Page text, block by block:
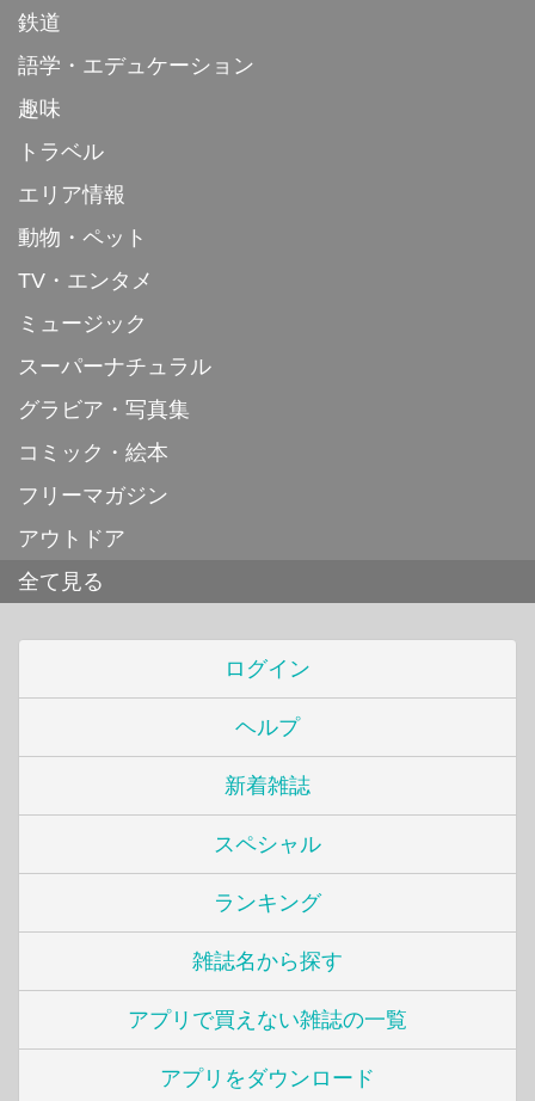
鉄道
語学・エデュケーション
趣味
トラベル
エリア情報
動物・ペット
TV・エンタメ
ミュージック
スーパーナチュラル
グラビア・写真集
コミック・絵本
フリーマガジン
アウトドア
全て見る
ログイン
ヘルプ
新着雑誌
スペシャル
ランキング
雑誌名から探す
アプリで買えない雑誌の一覧
アプリをダウンロード